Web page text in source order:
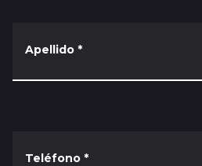
Apellido *
Teléfono *